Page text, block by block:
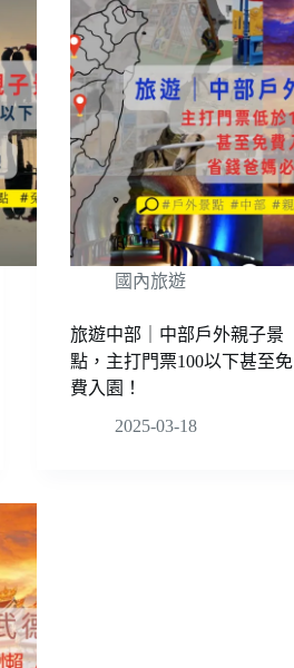
國內旅遊
旅遊中部｜中部戶外親子景
點，主打門票100以下甚至免
費入園！
2025-03-18